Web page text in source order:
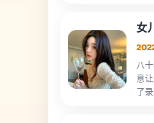
女
八
意
了